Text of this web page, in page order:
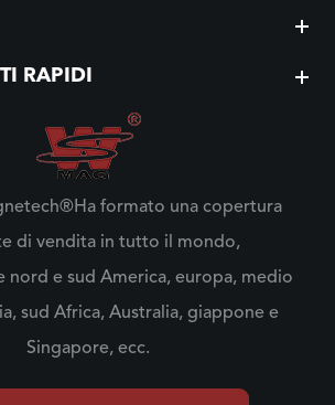
RAPIDI
formato una copertura
di vendita in tutto il mondo,
nord e sud America, europa, medio
sud Africa, Australia, giappone e
Singapore, ecc.